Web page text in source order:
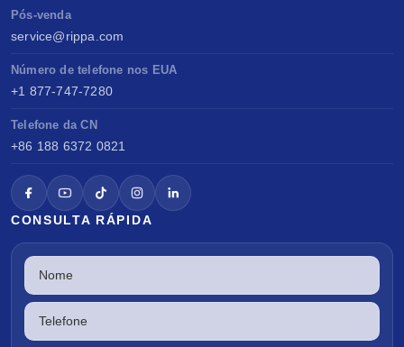
Pós-venda
service@rippa.com
Número de telefone nos EUA
+1 877-747-7280
Telefone da CN
+86 188 6372 0821
CONSULTA RÁPIDA